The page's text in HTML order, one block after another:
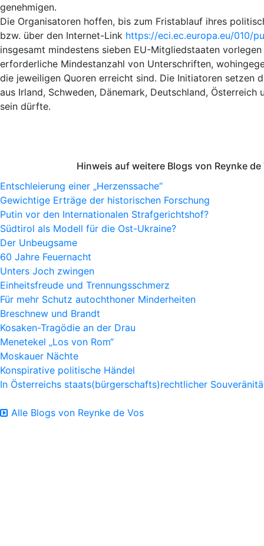
genehmigen.
Die Organisatoren hoffen, bis zum Fristablauf ihres
bzw. über den Internet-Link https://eci.ec.europa.eu/010/
insgesamt mindestens sieben EU-Mitgliedstaaten
erforderliche Mindestanzahl von Unterschriften,
die jeweiligen Quoren erreicht sind. Die Initiatoren setzen
aus Irland, Schweden, Dänemark, Deutschland,
sein dürfte.
Hinweis auf weitere Blogs von Reynke de
Entschleierung einer „Herzenssache“
Gewichtige Erträge der historischen Forschung
Putin vor den Internationalen Strafgerichtshof?
Südtirol als Modell für die Ost-Ukraine?
Der Unbeugsame
60 Jahre Feuernacht
Unters Joch zwingen
Einheitsfreude und Trennungsschmerz
Für mehr Schutz autochthoner Minderheiten
Breschnew und Brandt
Kosaken-Tragödie an der Drau
Menetekel „Los von Rom“
Moskauer Nächte
Konspirative politische Händel
In Österreichs staats(bürgerschafts)rechtlicher
Alle Blogs von Reynke de Vos